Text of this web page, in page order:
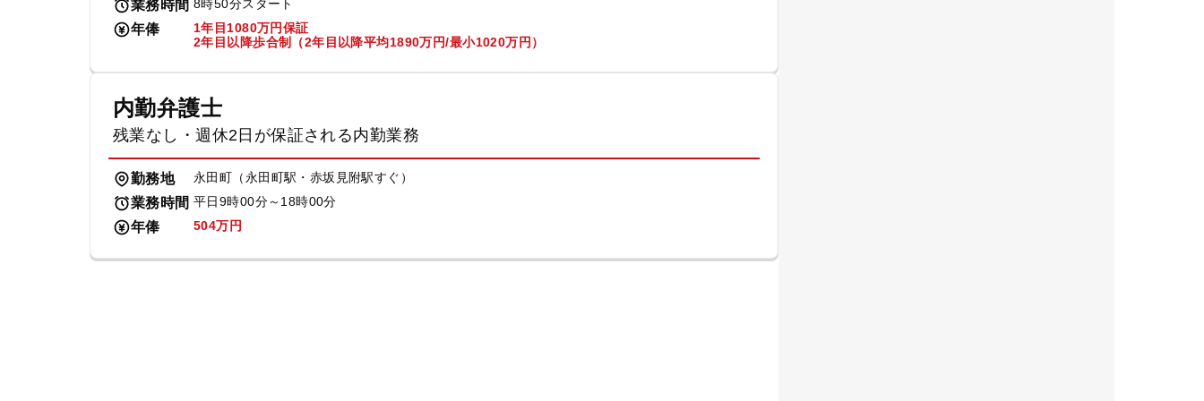
業務時間 8時50分スタート
年俸
1年目1080万円保証
2年目以降歩合制（2年目以降平均1890万円/最小1020万円）
内勤弁護士
残業なし・週休2日が保証される内勤業務
勤務地 永田町（永田町駅・赤坂見附駅すぐ）
業務時間 平日9時00分～18時00分
年俸 504万円